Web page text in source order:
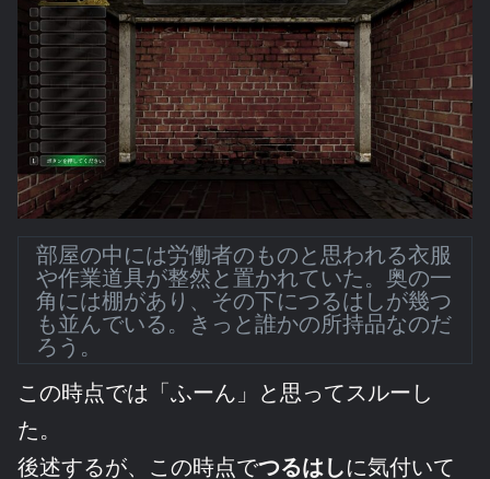
部屋の中には労働者のものと思われる衣服
や作業道具が整然と置かれていた。奥の一
角には棚があり、その下につるはしが幾つ
も並んでいる。きっと誰かの所持品なのだ
ろう。
この時点では「ふーん」と思ってスルーし
た。
後述するが、この時点でつるはしに気付いて